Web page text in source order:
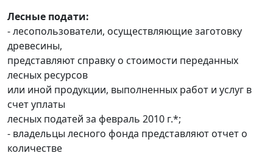
Лесные подати:
- лесопользователи, осуществляющие заготовку
древесины,
представляют справку о стоимости переданных
лесных ресурсов
или иной продукции, выполненных работ и услуг в
счет уплаты
лесных податей за февраль 2010 г.*;
- владельцы лесного фонда представляют отчет о
количестве